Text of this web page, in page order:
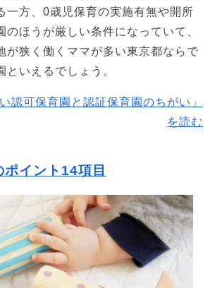
一方、0歳児保育の実施有無や開所
のほうが厳しい条件になっていて、
が狭く働くママが多い東京都ならで
といえるでしょう。
認可保育園と認証保育園のちがい」
を読む
イント14項目